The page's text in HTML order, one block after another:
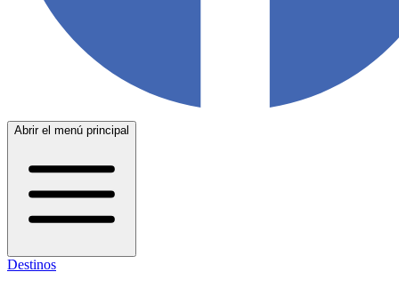
Abrir el menú principal
Destinos